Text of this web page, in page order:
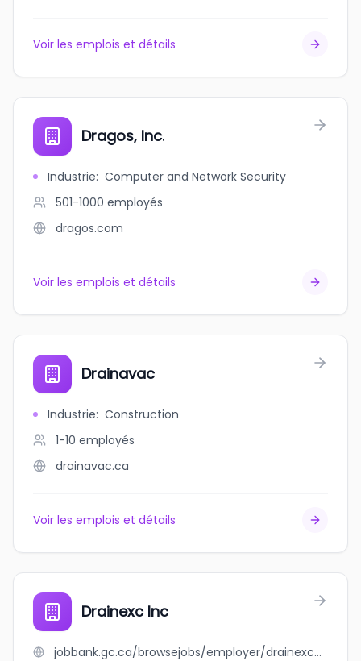
Voir les emplois et détails
Dragos, Inc.
Industrie: Computer and Network Security
501-1000 employés
dragos.com
Voir les emplois et détails
Drainavac
Industrie: Construction
1-10 employés
drainavac.ca
Voir les emplois et détails
Drainexc Inc
jobbank.gc.ca/browsejobs/employer/drainexc+inc/ca